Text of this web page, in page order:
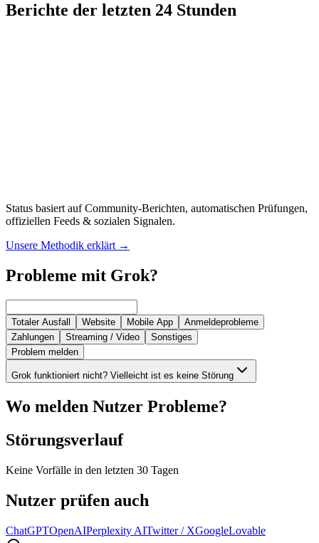
Berichte der letzten 24 Stunden
Status basiert auf Community-Berichten, automatischen Prüfungen,
offiziellen Feeds & sozialen Signalen.
Unsere Methodik erklärt →
Probleme mit Grok?
Totaler Ausfall Website Mobile App
Anmeldeprobleme
Zahlungen
Streaming / Video
Sonstiges
Problem melden
Grok funktioniert nicht? Vielleicht ist es keine Störung
Wo melden Nutzer Probleme?
Störungsverlauf
Keine Vorfälle in den letzten 30 Tagen
Nutzer prüfen auch
ChatGPTOpenAIPerplexity AITwitter / XGoogleLovable